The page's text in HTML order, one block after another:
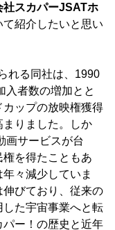
社スカパーJSATホ
紹介したいと思い
れる同社は、1990
入者数の増加とと
カップの放映権獲得
まりました。しか
画サービスが台
を得たこともあ
々減少していま
びており、従来の
した宇宙事業へと転
ー！の歴史と近年